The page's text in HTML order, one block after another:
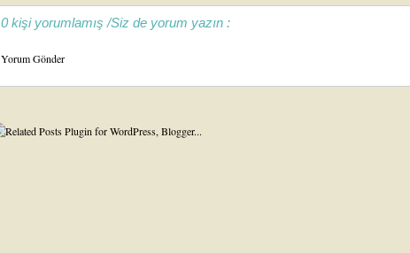
0 kişi yorumlamış /Siz de yorum yazın :
Yorum Gönder